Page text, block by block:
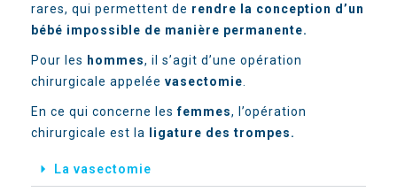
rares, qui permettent de rendre la conception d’un
bébé impossible de manière permanente.
Pour les hommes, il s’agit d’une opération
chirurgicale appelée vasectomie
En ce qui concerne lesfemmes, l’opération
chirurgicale est la
ligature des trompes.
La vasectomie